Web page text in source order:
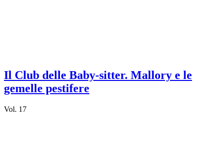
Il Club delle Baby-sitter. Mallory e le
gemelle pestifere
Vol. 17